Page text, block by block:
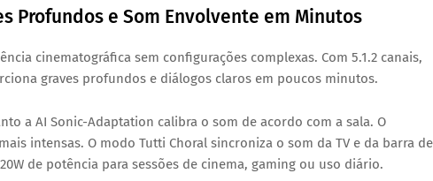
Profundos e Som Envolvente em Minutos
cinematográfica sem configurações complexas. Com 5.1.2 canais,
graves profundos e diálogos claros em poucos minutos.
a AI Sonic-Adaptation calibra o som de acordo com a sala. O
intensas. O modo Tutti Choral sincroniza o som da TV e da barra de
de potência para sessões de cinema, gaming ou uso diário.